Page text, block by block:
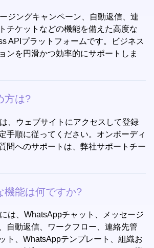
ジングキャンペーン、自動返信、連
チケットなどの機能を備えた高度な
APIプラットフォームです。ビジネス
ンを円滑かつ効率的にサポートしま
方は?
、ウェブサイトにアクセスして登録
手順に従ってください。オンボーディ
問へのサポートは、弊社サポートチー
機能は何ですか?
は、WhatsAppチャット、メッセージ
自動返信、ワークフロー、連絡先管
ト、WhatsAppテンプレート、組織お